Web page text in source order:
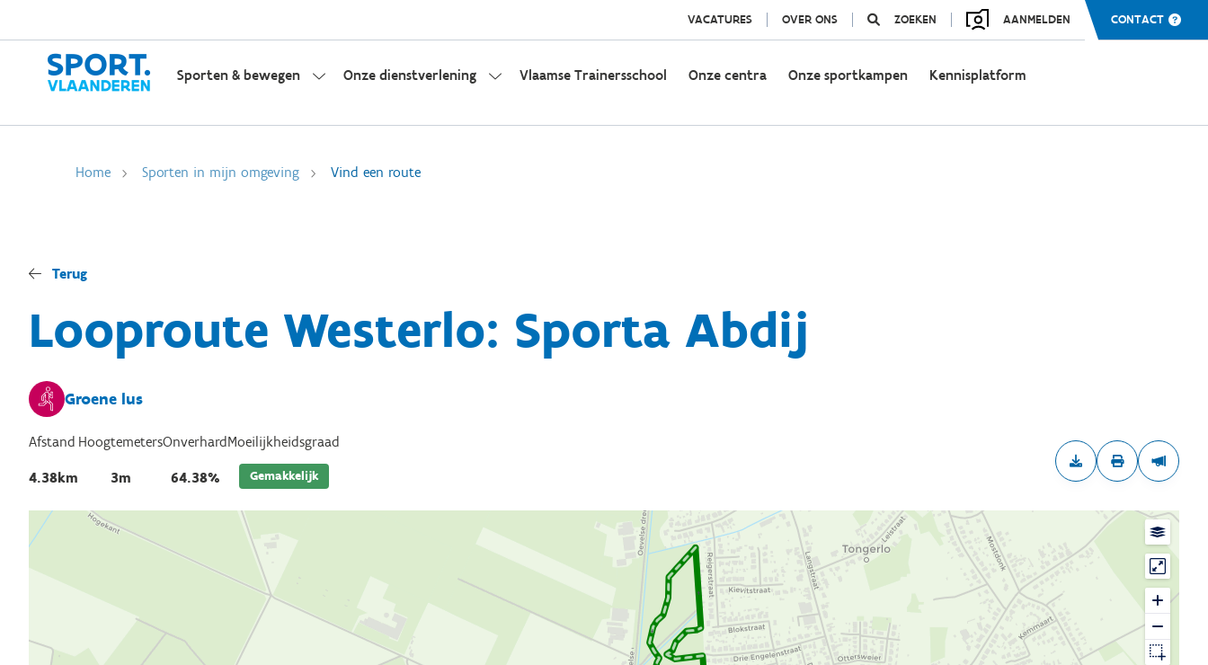
VACATURES OVER ONS ZOEKEN AANMELDEN CONTACT
Sporten & bewegen Onze dienstverlening Vlaamse Trainersschool Onze centra Onze sportkampen Kennisplatform
Home Sporten in mijn omgeving Vind een route
Terug
Looproute Westerlo: Sporta Abdij
Groene lus
Afstand
4.38km
Hoogtemeters
3m
Onverhard
64.38%
Moeilijkheidsgraad
Gemakkelijk